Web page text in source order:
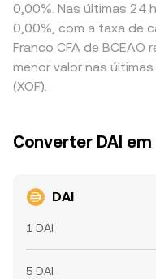
0,00%. Nas últimas 24
0,00%, com a taxa de
Franco CFA de BCEAO
menor valor nas
(XOF).
Converter DAI em
DAI
1 DAI
5 DAI